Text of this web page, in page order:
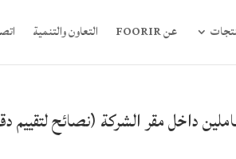
عن FOORIR التعاون والتنمية
داخل مقر الشركة (نصائح لتقييم